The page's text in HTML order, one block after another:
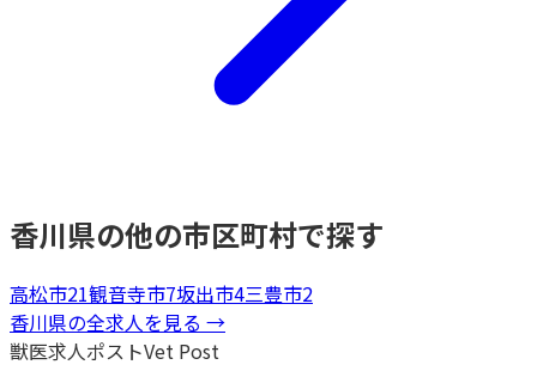
香川県の他の市区町村で探す
高松市21観音寺市7坂出市4三豊市2
香川県の全求人を見る →
獣医求人ポストVet Post